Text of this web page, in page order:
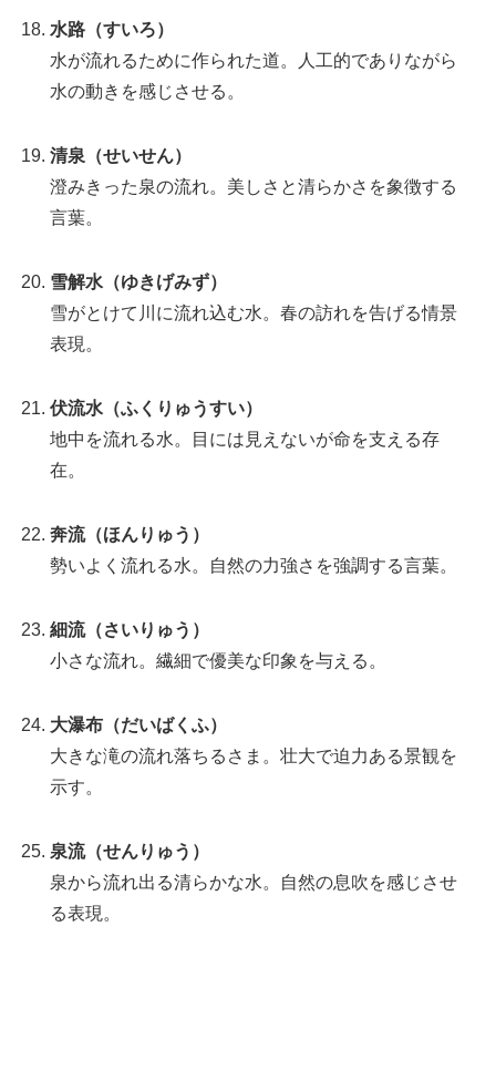
水路（すいろ）
水が流れるために作られた道。人工的でありながら
水の動きを感じさせる。
清泉（せいせん）
澄みきった泉の流れ。美しさと清らかさを象徴する
言葉。
雪解水（ゆきげみず）
雪がとけて川に流れ込む水。春の訪れを告げる情景
表現。
伏流水（ふくりゅうすい）
地中を流れる水。目には見えないが命を支える存
在。
奔流（ほんりゅう）
勢いよく流れる水。自然の力強さを強調する言葉。
細流（さいりゅう）
小さな流れ。繊細で優美な印象を与える。
大瀑布（だいばくふ）
大きな滝の流れ落ちるさま。壮大で迫力ある景観を
示す。
泉流（せんりゅう）
泉から流れ出る清らかな水。自然の息吹を感じさせ
る表現。